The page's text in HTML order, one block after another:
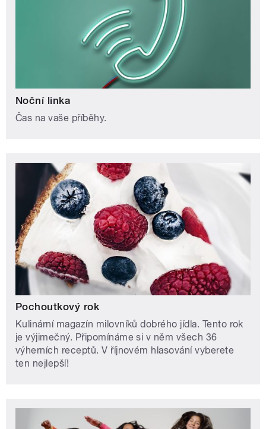
Noční linka
Čas na vaše příběhy.
Pochoutkový rok
Kulinární magazín milovníků dobrého jídla. Tento rok
je výjimečný. Připomínáme si v něm všech 36
výherních receptů. V říjnovém hlasování vyberete
ten nejlepší!